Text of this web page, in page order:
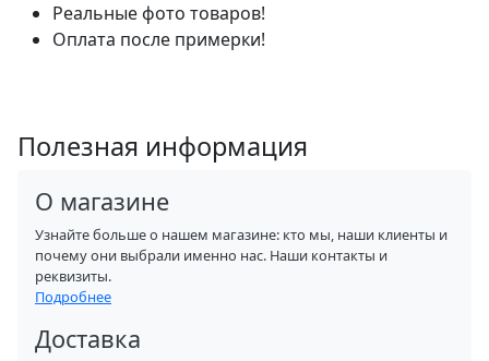
Реальные фото товаров!
Оплата после примерки!
Полезная информация
О магазине
Узнайте больше о нашем магазине: кто мы, наши клиенты и
почему они выбрали именно нас. Наши контакты и
реквизиты.
Подробнее
Доставка